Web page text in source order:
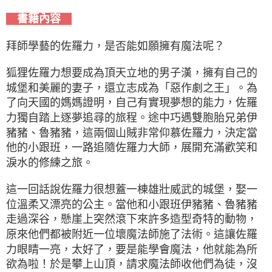
書籍內容
拜師學藝的佐羅力，是否能如願擁有魔法呢？
狐狸佐羅力想要成為頂天立地的男子漢，擁有自己的
城堡和美麗的妻子，還立志成為「惡作劇之王」。為
了向天國的媽媽證明，自己有實現夢想的能力，佐羅
力獨自踏上逐夢追尋的旅程。途中巧遇雙胞胎兄弟伊
豬豬、魯豬豬，這兩個山賊非常仰慕佐羅力，決定當
他的小跟班，一路追隨佐羅力大師，展開充滿歡笑和
淚水的修練之旅。
這一回話說佐羅力很想蓋一棟雄壯威武的城堡，娶一
位溫柔又漂亮的公主。當他和小跟班伊豬豬、魯豬豬
走過深谷，懸崖上突然滾下來許多造型奇特的動物，
原來他們都被附近一位壞魔法師施了法術。這讓佐羅
力眼睛一亮，太好了，要是能學會魔法，他就能為所
欲為啦！於是攀上山頂，請求魔法師收他們為徒，沒